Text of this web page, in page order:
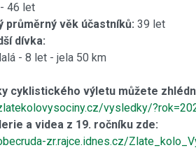
46 let
průměrný věk účastníků: 39 let
dívka:
- 8 let - jela 50 km
cyklistického výletu můžete
vysledky/
a videa z 19. ročníku zde:
zr.rajce.idnes.cz/